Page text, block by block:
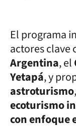
El programa
actores clave
Argentina, el
Yetapá, y
astroturismo,
ecoturismo
con enfoque